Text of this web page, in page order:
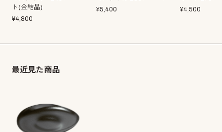
ト(金結晶)
¥4,800
¥5,400
¥4,500
最近見た商品